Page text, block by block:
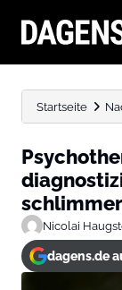
Startseite
Nicolai
dagens.de